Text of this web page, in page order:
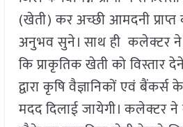
(खेती) कर अच्छी आमदनी
अनुभव सुने। साथ ही कलेक्टर ने
कि प्राकृतिक खेती को विस्तार
द्वारा कृषि वैज्ञानिकों एवं
मदद दिलाई जायेगी। कलेक्टर